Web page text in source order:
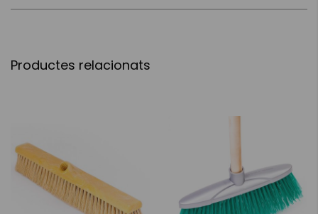
Productes relacionats